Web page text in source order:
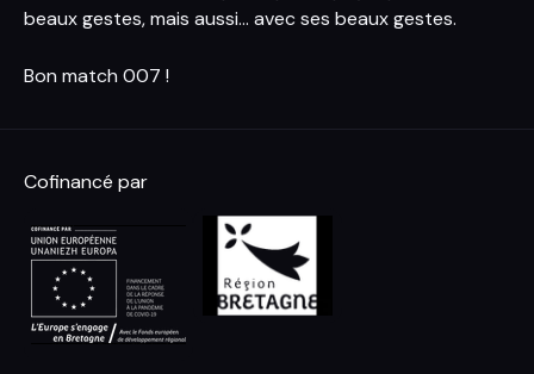
beaux gestes, mais aussi… avec ses beaux gestes.
Bon match 007 !
Cofinancé par